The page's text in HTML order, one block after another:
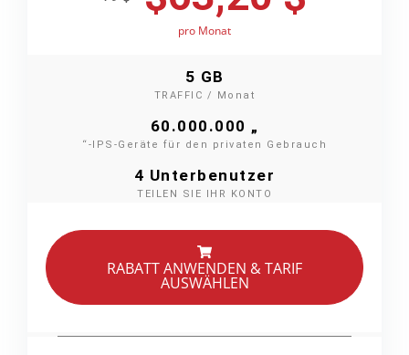
pro Monat
5 GB
TRAFFIC / Monat
60.000.000 „
“-IPS-Geräte für den privaten Gebrauch
4 Unterbenutzer
TEILEN SIE IHR KONTO
RABATT ANWENDEN & TARIF
AUSWÄHLEN